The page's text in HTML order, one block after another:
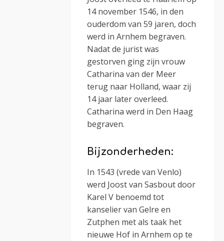
14 november 1546, in den
ouderdom van 59 jaren, doch
werd in Arnhem begraven.
Nadat de jurist was
gestorven ging zijn vrouw
Catharina van der Meer
terug naar Holland, waar zij
14 jaar later overleed.
Catharina werd in Den Haag
begraven.
Bijzonderheden:
In 1543 (vrede van Venlo)
werd Joost van Sasbout door
Karel V benoemd tot
kanselier van Gelre en
Zutphen met als taak het
nieuwe Hof in Arnhem op te